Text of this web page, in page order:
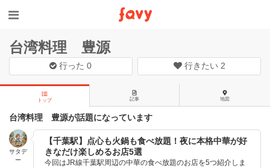
台湾料理 豊源
行った0 行きたい 2
トップ 記事 地図
台湾料理 豊源が話題になっています
サタデ
ー
【千葉駅】点心も火鍋も食べ放題！夜に本格中華が好
きなだけ楽しめるお店5選
今回はJR線千葉駅周辺の中華の食べ放題のお店を5つ紹介しま